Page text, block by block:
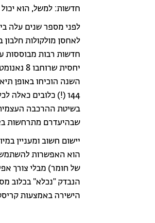
חדשות: למשל, הוא יכול
לפני מספר שנים עלה
לאחסן מולקולות
יחסית
השנה הוכיחו באופן
144 (!) כלובים כאלה
בשיטת ההרכבה העצמית
שבהיעדרם מתרחשות
יישום חשוב ומעניין
הוא האפשרות להשתמש
של חומר) מבלי צורך
הנבדק "נכלא" בכלוב
הישירה באמצעות